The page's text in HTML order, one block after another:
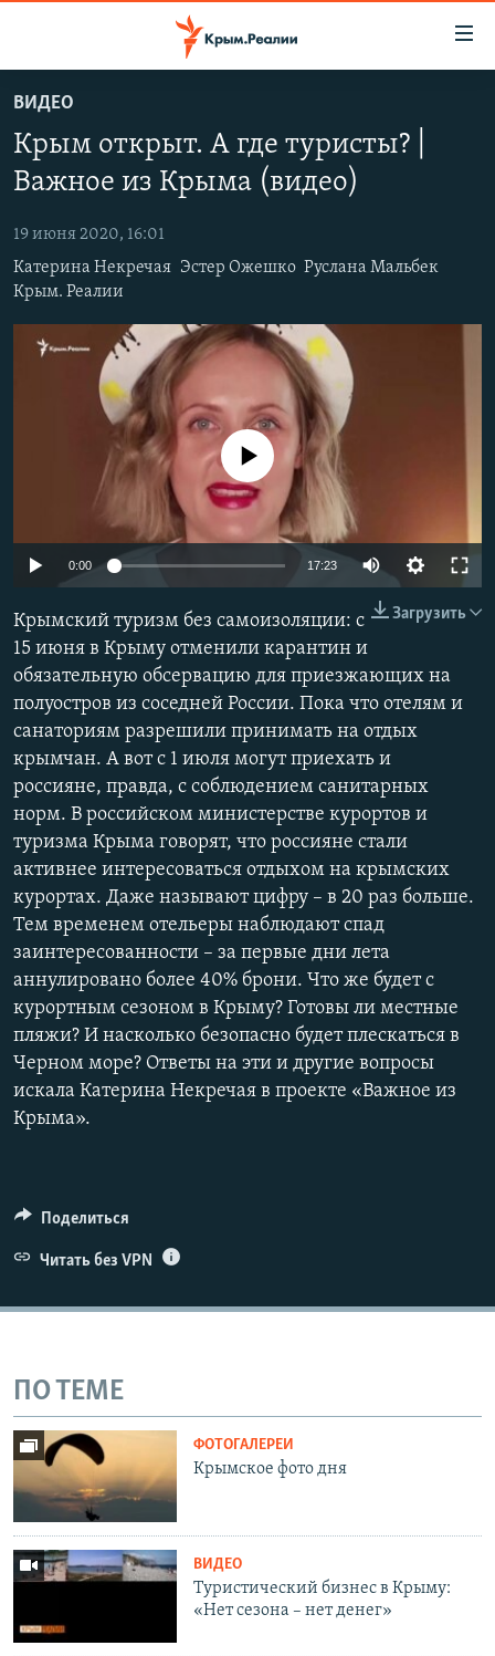
основному
содержанию
навигации
поиску
НОВОСТИ
СПЕЦПРОЕКТЫ
КАРТА ВОЕННЫХ ОБЪЕКТОВ КРЫМА
11 ЛЕТ ОККУПАЦИИ КРЫМА. 11 ИСТОРИЙ СОПРОТИВЛЕНИЯ
ВОДА
ИСТОРИЯ
ЕЩЕ
ИНФОГРАФИКА
ТЕЛЕПРОЕКТ КРЫМ.РЕАЛИИ
СОВЕТЫ ПРАВОЗАЩИТНИКОВ
ПРОПАВШИЕ БЕЗ ВЕСТИ
ПОБЕДИТЕЛЕЙ НЕ СУДЯТ?
КРЫМ.НЕПОКОРЕННЫЙ
УКРАИНСКАЯ ПРОБЛЕМА КРЫМА
КАК ОБОЙТИ БЛОКИРОВКУ
Українською
Все сайты RFE/RL
ВИДЕО
Крым открыт. А где туристы? |
Важное из Крыма (видео)
19 июня 2020, 16:01
Катерина Некречая Эстер Ожешко Руслана Мальбек
Крым. Реалии
Auto 360p
1080p
No media source currently available
0:00 17:23
270p
480p
Загрузить
Крымский туризм без самоизоляции: с
15 июня в Крыму отменили карантин и
обязательную обсервацию для приезжающих на
полуостров из соседней России. Пока что отелям и
санаториям разрешили принимать на отдых
крымчан. А вот с 1 июля могут приехать и
россияне, правда, с соблюдением санитарных
норм. В российском министерстве курортов и
туризма Крыма говорят, что россияне стали
активнее интересоваться отдыхом на крымских
курортах. Даже называют цифру – в 20 раз больше.
Тем временем отельеры наблюдают спад
заинтересованности – за первые дни лета
аннулировано более 40% брони. Что же будет с
курортным сезоном в Крыму? Готовы ли местные
пляжи? И насколько безопасно будет плескаться в
Черном море? Ответы на эти и другие вопросы
искала Катерина Некречая в проекте «Важное из
Крыма».
Поделиться
Читать без VPN
ПО ТЕМЕ
ФОТОГАЛЕРЕИ
Крымское фото дня
ВИДЕО
Туристический бизнес в Крыму:
«Нет сезона – нет денег»